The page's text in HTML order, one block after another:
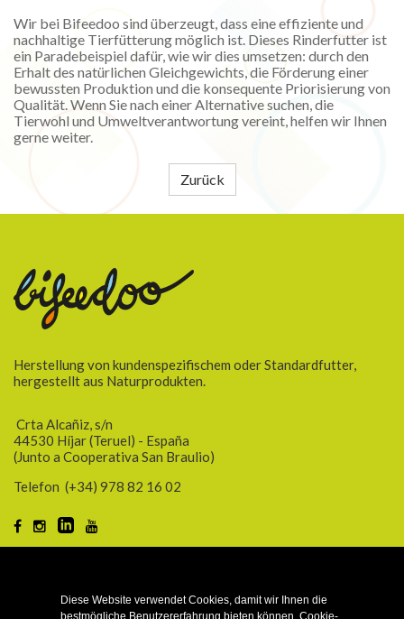
Wir bei Bifeedoo sind überzeugt, dass eine effiziente und
nachhaltige Tierfütterung möglich ist. Dieses Rinderfutter ist
ein Paradebeispiel dafür, wie wir dies umsetzen: durch den
Erhalt des natürlichen Gleichgewichts, die Förderung einer
bewussten Produktion und die konsequente Priorisierung von
Qualität. Wenn Sie nach einer Alternative suchen, die
Tierwohl und Umweltverantwortung vereint, helfen wir Ihnen
gerne weiter.
Zurück
Herstellung von kundenspezifischem oder Standardfutter,
hergestellt aus Naturprodukten.
Crta Alcañiz, s/n
44530 Híjar (Teruel) - España
(Junto a Cooperativa San Braulio)
Telefon (+34) 978 82 16 02
Diese Website verwendet Cookies, damit wir Ihnen die
bestmögliche Benutzererfahrung bieten können. Cookie-